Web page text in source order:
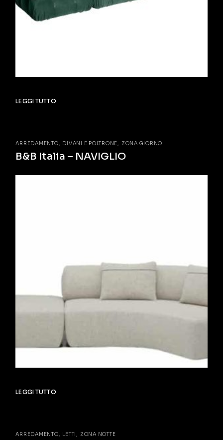
LEGGI TUTTO
LEGGI TUTTO
ARREDAMENTO DIVANI E POLTRONE ZONA GIORNO
B&B Italia – NAVIGLIO
ARREDAMENTO LETTI ZONA NOTTE